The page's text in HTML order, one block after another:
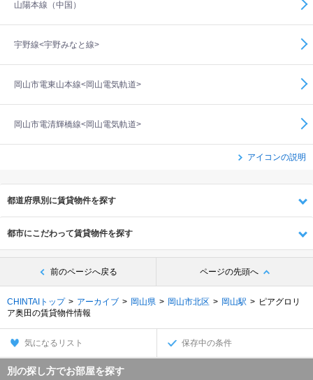
山陽本線（中国）
宇野線<宇野みなと線>
岡山市電東山本線<岡山電気軌道>
岡山市電清輝橋線<岡山電気軌道>
アイコンの説明
都道府県別に賃貸物件を探す
都市にこだわって賃貸物件を探す
前のページへ戻る ページの先頭へ
CHINTAIトップ アーカイブ 岡山県 岡山市北区 岡山駅
ピアグロリ
ア奥田の賃貸物件情報
気になるリスト 保存中の条件
別の探し方でお部屋を探す